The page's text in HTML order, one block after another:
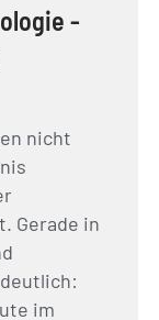
-
nicht
Gerade in
im